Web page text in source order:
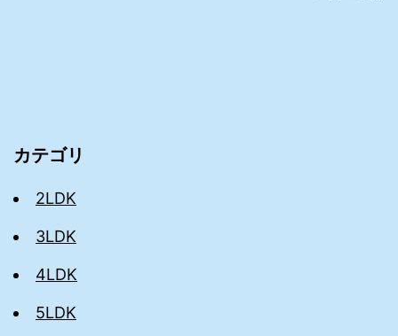
カテゴリ
2LDK
3LDK
4LDK
5LDK